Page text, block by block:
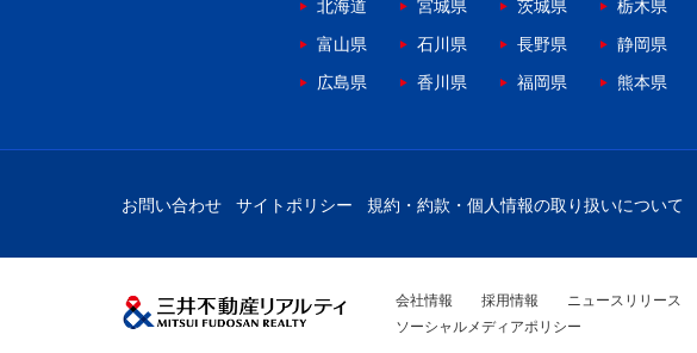
北海道 宮城県 茨城県 栃木県
富山県
石川県 長野県 静岡県
広島県
香川県 福岡県 熊本県
お問い合わせ サイトポリシー 規約・約款・個人情報の取り扱いについて
会社情報 採用情報 ニュースリリース
ソーシャルメディアポリシー